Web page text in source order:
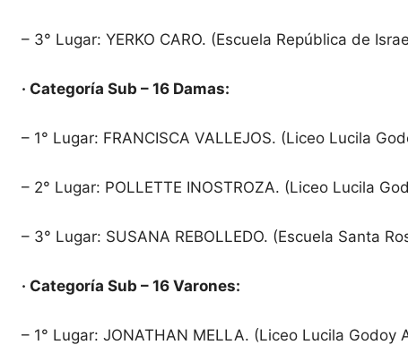
– 3° Lugar: YERKO CARO. (Escuela República de
· Categoría Sub – 16 Damas:
– 1° Lugar: FRANCISCA VALLEJOS. (Liceo Lucila
– 2° Lugar: POLLETTE INOSTROZA. (Liceo Lucila
– 3° Lugar: SUSANA REBOLLEDO. (Escuela Santa
· Categoría Sub – 16 Varones:
– 1° Lugar: JONATHAN MELLA. (Liceo Lucila Godoy